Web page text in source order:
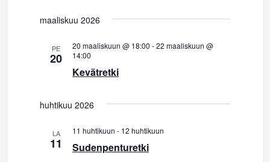
a
v
maaliskuu 2026
PE
20
Kevätretki
20 maaliskuun @ 18:00 -22 maaliskuun @
14:00
huhtikuu 2026
LA
11 Sudenpenturetki
11 huhtikuun - 12 huhtikuun